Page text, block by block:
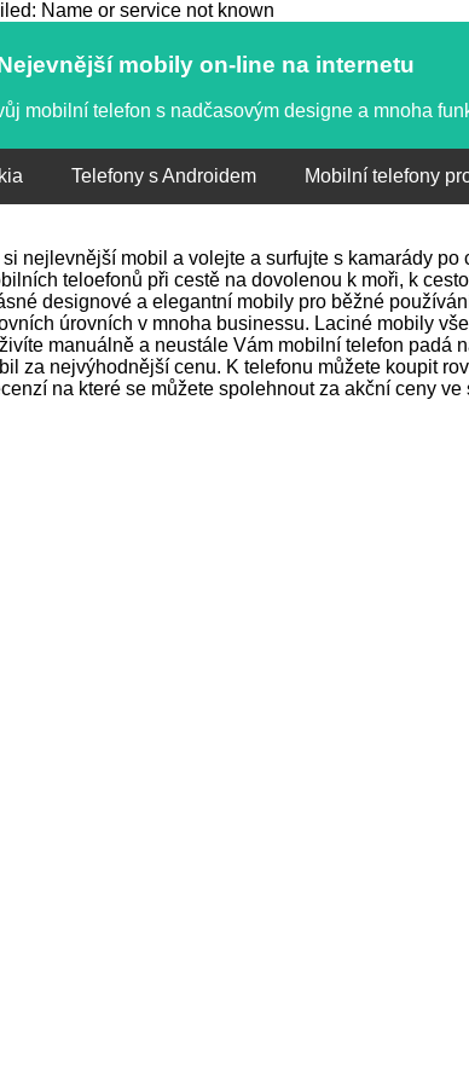
Name or service not known
mobily on-line na internetu
mobilní telefon s nadčasovým designe a mnoha
Telefony s Androidem Mobilní telefony
nejlevnější mobil a volejte a surfujte s kamarády
teloefonů při cestě na dovolenou k moři, k
designové a elegantní mobily pro běžné
úrovních v mnoha businessu. Laciné mobily
manuálně a neustále Vám mobilní telefon padá
za nejvýhodnější cenu. K telefonu můžete koupit
na které se můžete spolehnout za akční ceny ve